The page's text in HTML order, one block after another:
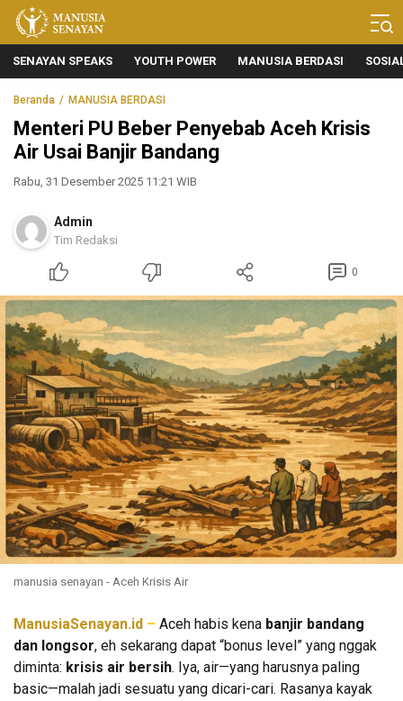
Manusia Senayan
Manusia Bicara, Senayan Bersuara
SENAYAN SPEAKS YOUTH POWER MANUSIA BERDASI
Beranda MANUSIA BERDASI
Menteri PU Beber Penyebab Aceh Krisis
Air Usai Banjir Bandang
Rabu, 31 Desember 2025 11:21 WIB
Admin
Tim Redaksi
0
manusia senayan - Aceh Krisis Air
ManusiaSenayan.id – Aceh habis kena banjir bandang
dan longsor, eh sekarang dapat “bonus level” yang nggak
diminta: krisis air bersih. Iya, air—yang harusnya paling
basic—malah jadi sesuatu yang dicari-cari. Rasanya kayak